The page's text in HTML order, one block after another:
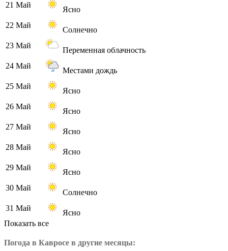
21 Май
Ясно
22 Май
Солнечно
23 Май
Переменная облачность
24 Май
Местами дождь
25 Май
Ясно
26 Май
Ясно
27 Май
Ясно
28 Май
Ясно
29 Май
Ясно
30 Май
Солнечно
31 Май
Ясно
Показать все
Погода в Кавросе в другие месяцы: